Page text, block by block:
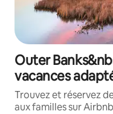
Outer
vacances
Trouvez et réservez
aux familles sur Airbnb